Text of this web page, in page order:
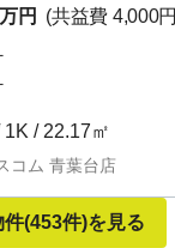
万円 (共益費 4,000円
1K / 22.17㎡
コム 青葉台店
件(453件)を見る